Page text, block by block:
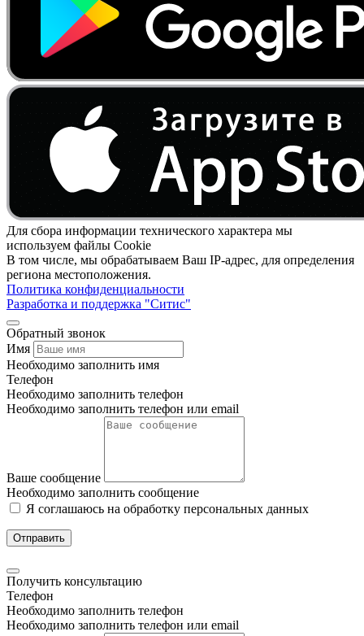
Для сбора информации технического характера мы
используем файлы Cookie
В том числе, мы обрабатываем Ваш IP-адрес, для определения
региона местоположения.
Политика конфиденциальности
Разработка и поддержка "Ситис"
Обратный звонок
Имя
Необходимо заполнить имя
Телефон
Необходимо заполнить телефон
Необходимо заполнить телефон или email
Ваше сообщение
Необходимо заполнить сообщение
Я соглашаюсь на обработку персональных данных
Отправить
Получить консультацию
Телефон
Необходимо заполнить телефон
Необходимо заполнить телефон или email